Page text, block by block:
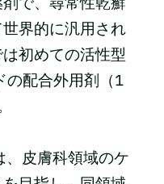
界的に汎用され
初めての活性型
の配合外用剤（1
、皮膚科領域のケ